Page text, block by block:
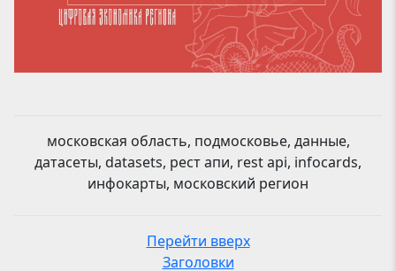
московская область, подмосковье, данные,
датасеты, datasets, рест апи, rest api, infocards,
инфокарты, московский регион
Перейти вверх
Заголовки